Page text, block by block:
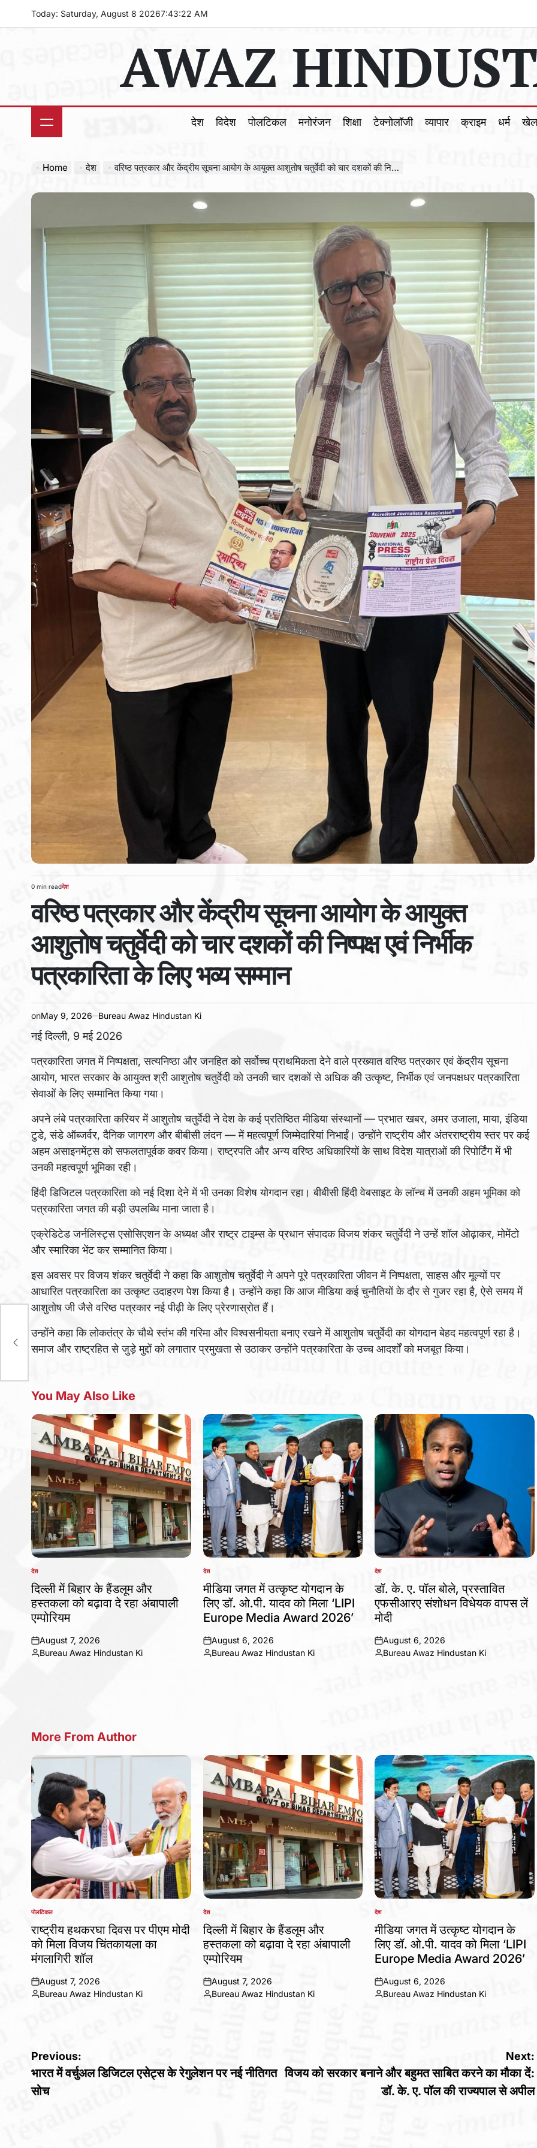
Today: Saturday, August 8 20267:43:24 AM
AWAZ
देश विदेश पोलटिकल मनोरंजन शिक्षा टेक्नोलॉजी व्यापार क्राइम धर्म खेल
Home देश वरिष्ठ पत्रकार और केंद्रीय सूचना आयोग के आयुक्त आशुतोष चतुर्वेदी को चार दशकों की निष्पक्ष एवं निर्भीक पत्रकारिता के लिए भव्य सम्मान
Estimated
time
0 min readPOSTED
देश
वरिष्ठ पत्रकार और केंद्रीय सूचना आयोग के आयुक्त
आशुतोष चतुर्वेदी को चार दशकों की निष्पक्ष एवं निर्भीक
पत्रकारिता के लिए भव्य सम्मान
onMay 9, 2026 Bureau Awaz Hindustan Ki
नई दिल्ली, 9 मई 2026
पत्रकारिता जगत में निष्पक्षता, सत्यनिष्ठा और जनहित को सर्वोच्च प्राथमिकता देने वाले प्रख्यात वरिष्ठ पत्रकार एवं केंद्रीय सूचना
आयोग, भारत सरकार के आयुक्त श्री आशुतोष चतुर्वेदी को उनकी चार दशकों से अधिक की उत्कृष्ट, निर्भीक एवं जनपक्षधर पत्रकारिता
सेवाओं के लिए सम्मानित किया गया।
अपने लंबे पत्रकारिता करियर में आशुतोष चतुर्वेदी ने देश के कई प्रतिष्ठित मीडिया संस्थानों — प्रभात खबर, अमर उजाला, माया, इंडिया
टुडे, संडे ऑब्जर्वर, दैनिक जागरण और बीबीसी लंदन — में महत्वपूर्ण जिम्मेदारियां निभाईं। उन्होंने राष्ट्रीय और अंतरराष्ट्रीय स्तर पर कई
अहम असाइनमेंट्स को सफलतापूर्वक कवर किया। राष्ट्रपति और अन्य वरिष्ठ अधिकारियों के साथ विदेश यात्राओं की रिपोर्टिंग में भी
उनकी महत्वपूर्ण भूमिका रही।
हिंदी डिजिटल पत्रकारिता को नई दिशा देने में भी उनका विशेष योगदान रहा। बीबीसी हिंदी वेबसाइट के लॉन्च में उनकी अहम भूमिका को
पत्रकारिता जगत की बड़ी उपलब्धि माना जाता है।
एक्रेडिटेड जर्नलिस्ट्स एसोसिएशन के अध्यक्ष और राष्ट्र टाइम्स के प्रधान संपादक विजय शंकर चतुर्वेदी ने उन्हें शॉल ओढ़ाकर, मोमेंटो
और स्मारिका भेंट कर सम्मानित किया।
इस अवसर पर विजय शंकर चतुर्वेदी ने कहा कि आशुतोष चतुर्वेदी ने अपने पूरे पत्रकारिता जीवन में निष्पक्षता, साहस और मूल्यों पर
आधारित पत्रकारिता का उत्कृष्ट उदाहरण पेश किया है। उन्होंने कहा कि आज मीडिया कई चुनौतियों के दौर से गुजर रहा है, ऐसे समय में
आशुतोष जी जैसे वरिष्ठ पत्रकार नई पीढ़ी के लिए प्रेरणास्रोत हैं।
उन्होंने कहा कि लोकतंत्र के चौथे स्तंभ की गरिमा और विश्वसनीयता बनाए रखने में आशुतोष चतुर्वेदी का योगदान बेहद महत्वपूर्ण रहा है।
समाज और राष्ट्रहित से जुड़े मुद्दों को लगातार प्रमुखता से उठाकर उन्होंने पत्रकारिता के उच्च आदर्शों को मजबूत किया।
You May Also Like
POSTED
IN
देश
दिल्ली में बिहार के हैंडलूम और
हस्तकला को बढ़ावा दे रहा अंबापाली
एम्पोरियम
on
August 7, 2026
Posted
Bureau Awaz Hindustan Ki
POSTED
IN
देश
मीडिया जगत में उत्कृष्ट योगदान के
लिए डॉ. ओ.पी. यादव को मिला ‘LIPI
Europe Media Award 2026’
on
August 6, 2026
Posted
Bureau Awaz Hindustan Ki
POSTED
IN
देश
डॉ. के. ए. पॉल बोले, प्रस्तावित
एफसीआरए संशोधन विधेयक वापस लें
मोदी
on
August 6, 2026
Posted
Bureau Awaz Hindustan Ki
More From Author
POSTED
पोलटिकल
राष्ट्रीय हथकरघा दिवस पर पीएम मोदी
को मिला विजय चिंतकायला का
मंगलागिरी शॉल
on
August 7, 2026
Posted
Bureau Awaz Hindustan Ki
POSTED
IN
देश
दिल्ली में बिहार के हैंडलूम और
हस्तकला को बढ़ावा दे रहा अंबापाली
एम्पोरियम
on
August 7, 2026
Posted
Bureau Awaz Hindustan Ki
POSTED
IN
देश
मीडिया जगत में उत्कृष्ट योगदान के
लिए डॉ. ओ.पी. यादव को मिला ‘LIPI
Europe Media Award 2026’
on
August 6, 2026
Posted
Bureau Awaz Hindustan Ki
Post
navigation
Previous:
भारत में वर्चुअल डिजिटल एसेट्स के रेगुलेशन पर नई नीतिगत
सोच
Next:
विजय को सरकार बनाने और बहुमत साबित करने का मौका दें:
डॉ. के. ए. पॉल की राज्यपाल से अपील